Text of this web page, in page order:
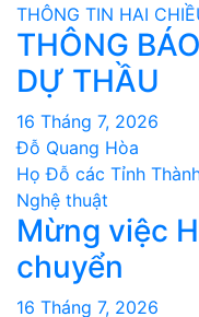
THÔNG TIN HAI
THÔNG
DỰ THẦU
16 Tháng 7, 2026
Đỗ Quang Hòa
Họ Đỗ các Tỉnh
Nghệ thuật
Mừng việc
chuyển
16 Tháng 7, 2026